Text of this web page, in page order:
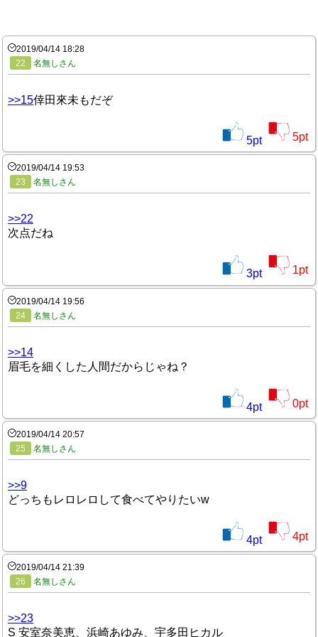
2019/04/14 18:28
22
名無しさん
>>15倖田來未もだぞ
5pt 5pt
2019/04/14 19:53
23
名無しさん
>>22
次点だね
3pt 1pt
2019/04/14 19:56
24
名無しさん
>>14
眉毛を細くした人間だからじゃね？
4pt 0pt
2019/04/14 20:57
25
名無しさん
>>9
どっちもレロレロして食べてやりたいw
4pt 4pt
2019/04/14 21:39
26
名無しさん
>>23
S 安室奈美恵、浜崎あゆみ、宇多田ヒカル